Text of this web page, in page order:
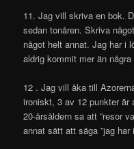
11. Jag vill skriva en bok.
sedan tonåren. Skriva
något helt annat. Jag har i
aldrig kommit mer än några
12 . Jag vill åka till
ironiskt, 3 av 12 punkter
20-årsåldern sa att ”resor
annat sätt att säga ”jag har